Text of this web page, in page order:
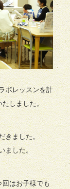
ボレッスンを計
たしました。
きました。
ました。
回はお子様でも